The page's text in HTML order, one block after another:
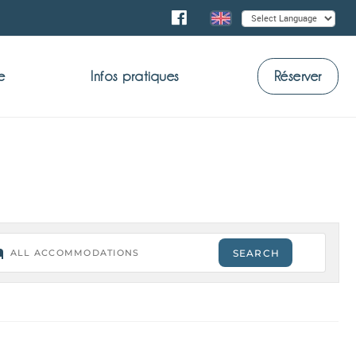
Infos pratiques Réserver